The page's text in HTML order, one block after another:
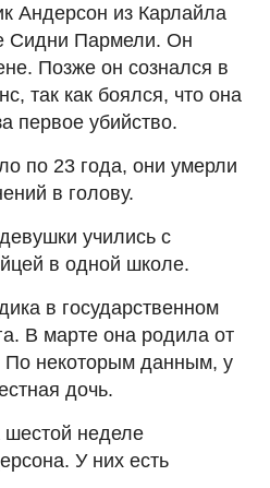
Андерсон из Карлайла
Сидни Пармели. Он
Позже он сознался в
так как боялся, что она
первое убийство.
по 23 года, они умерли
в голову.
учились с
в одной школе.
в государственном
В марте она родила от
По некоторым данным, у
дочь.
шестой неделе
У них есть